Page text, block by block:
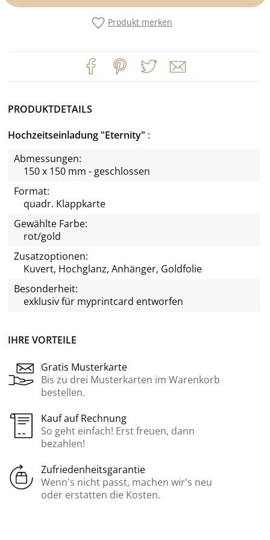
Produkt merken
IHRE VORTEILE
Gratis Musterkarte
Bis zu drei Musterkarten im Warenkorb
bestellen.
Kauf auf Rechnung
So geht einfach! Erst freuen, dann
bezahlen!
Zufriedenheitsgarantie
Wenn’s nicht passt, machen wir’s neu
oder erstatten die Kosten.
PRODUKTDETAILS
Hochzeitseinladung "Eternity"
Abmessungen:
150 x 150 mm - geschlossen
Format:
quadr. Klappkarte
Gewählte Farbe:
rot/gold
Zusatzoptionen:
Kuvert, Hochglanz, Anhänger, Goldfolie
Besonderheit:
exklusiv für myprintcard entworfen